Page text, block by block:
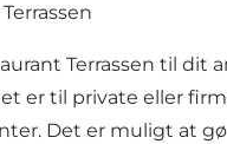
Terrassen til dit
er til private eller
Det er muligt at